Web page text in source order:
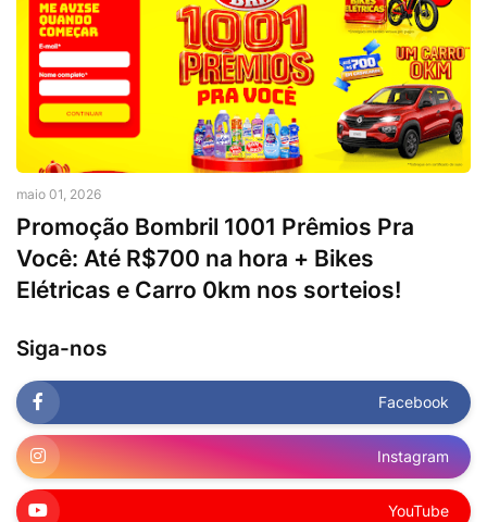
maio 01, 2026
Promoção Bombril 1001 Prêmios Pra
Você: Até R$700 na hora + Bikes
Elétricas e Carro 0km nos sorteios!
Siga-nos
Facebook
Instagram
YouTube